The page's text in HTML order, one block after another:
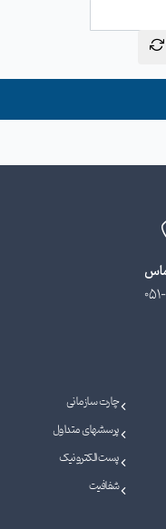
چارت سازمانی
پرسشهای متداول
پست الکترونیک
شفافیت